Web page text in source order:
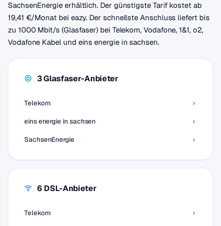
SachsenEnergie erhältlich. Der günstigste Tarif kostet ab
19,41 €/Monat bei eazy. Der schnellste Anschluss liefert bis
zu 1000 Mbit/s (Glasfaser) bei Telekom, Vodafone, 1&1, o2,
Vodafone Kabel und eins energie in sachsen.
3 Glasfaser-Anbieter
Telekom
eins energie in sachsen
SachsenEnergie
6 DSL-Anbieter
Telekom